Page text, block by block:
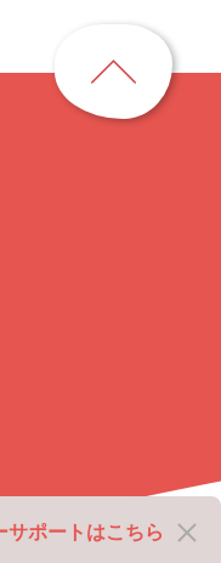
ジ
サポートはこちら